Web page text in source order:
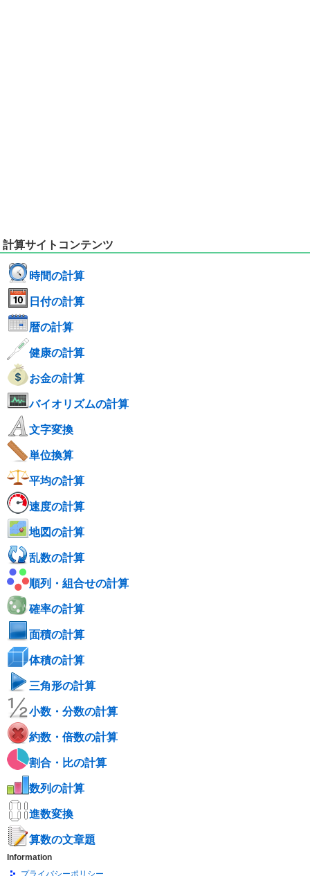
計算サイトコンテンツ
時間の計算
日付の計算
暦の計算
健康の計算
お金の計算
バイオリズムの計算
文字変換
単位換算
平均の計算
速度の計算
地図の計算
乱数の計算
順列・組合せの計算
確率の計算
面積の計算
体積の計算
三角形の計算
小数・分数の計算
約数・倍数の計算
割合・比の計算
数列の計算
進数変換
算数の文章題
Information
プライバシーポリシー